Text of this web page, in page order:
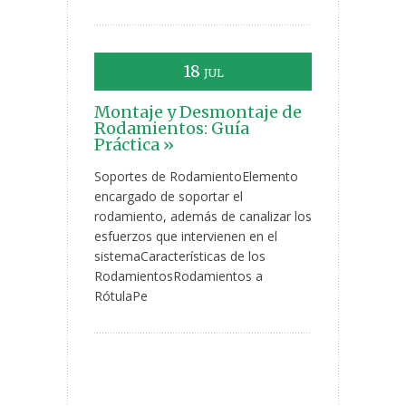
18 JUL
Montaje y Desmontaje de
Rodamientos: Guía
Práctica »
Soportes de RodamientoElemento
encargado de soportar el
rodamiento, además de canalizar los
esfuerzos que intervienen en el
sistemaCaracterísticas de los
RodamientosRodamientos a
RótulaPe